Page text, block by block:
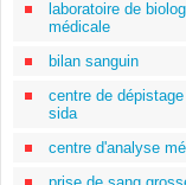
laboratoire de
médicale
bilan sanguin
centre de
sida
centre d'analyse